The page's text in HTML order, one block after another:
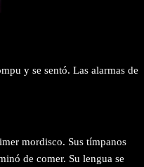
y se sentó. Las alarmas de
mordisco. Sus tímpanos
de comer. Su lengua se